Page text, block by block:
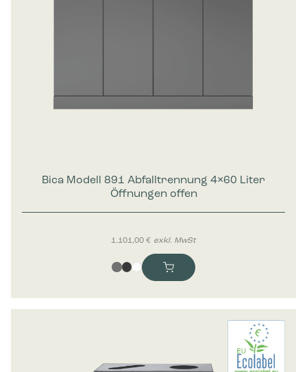
Bica Modell 891 Abfalltrennung 4×60 Liter
Öffnungen offen
1.101,00€ exkl. MwSt